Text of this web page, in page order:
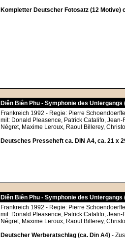
Kompletter Deutscher Fotosatz (12 Motive)
Diên Biên Phu - Symphonie des Untergangs
Frankreich 1992 - Regie: Pierre
mit: Donald Pleasence, Patrick Catalifo,
Négret, Maxime Leroux, Raoul Billerey,
Deutsches Presseheft ca. DIN A4, ca. 21 x
Diên Biên Phu - Symphonie des Untergangs
Frankreich 1992 - Regie: Pierre
mit: Donald Pleasence, Patrick Catalifo,
Négret, Maxime Leroux, Raoul Billerey,
Deutscher Werberatschlag (ca. Din A4) -